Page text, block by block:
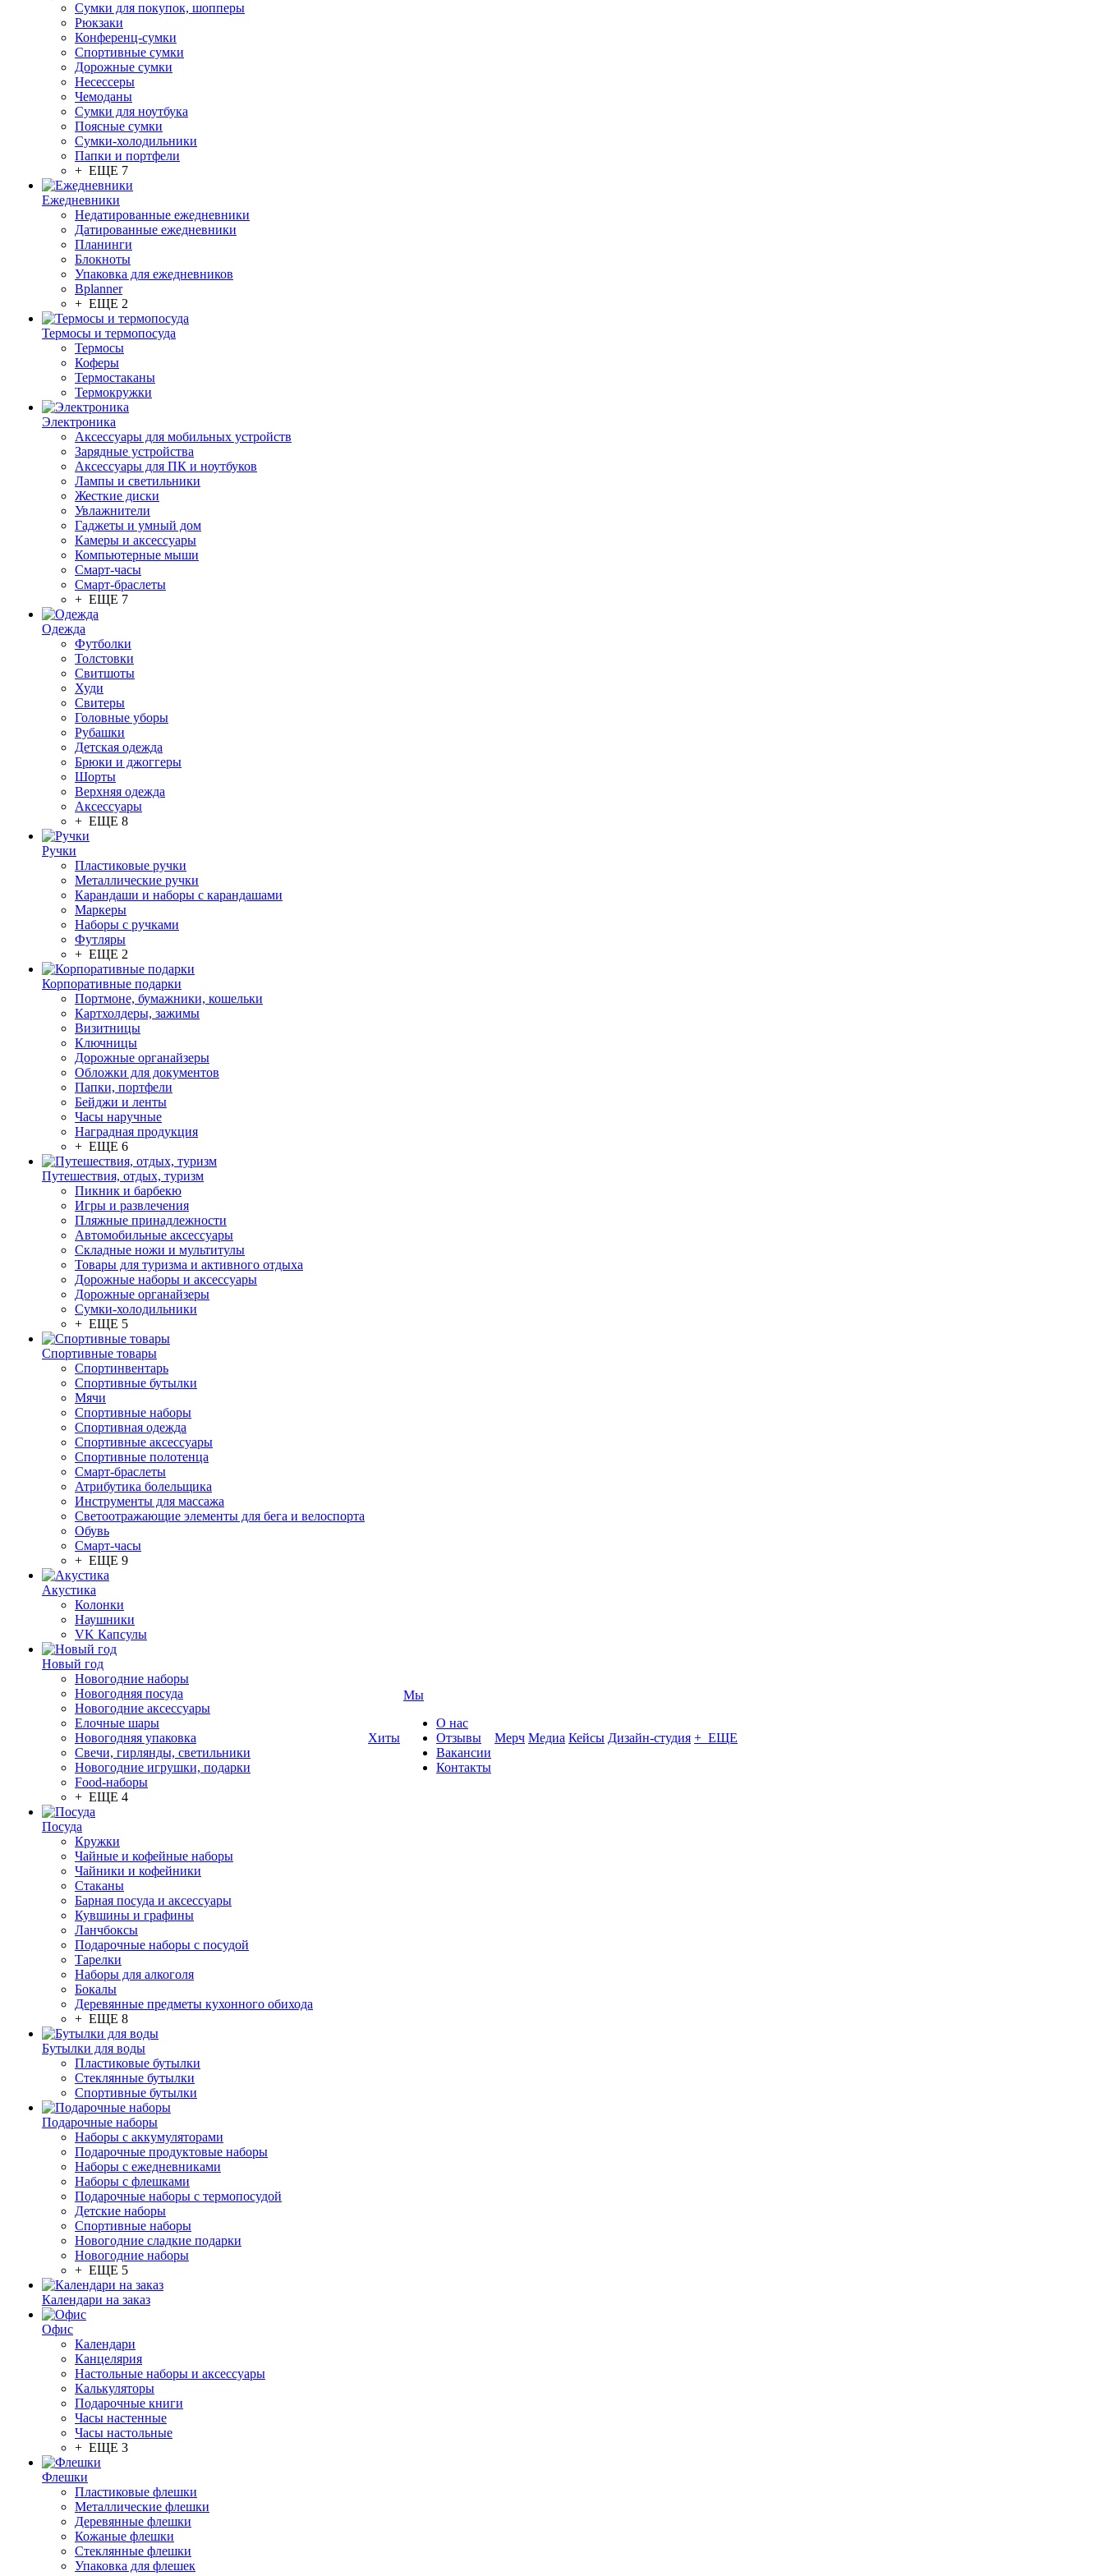
Сумки для покупок, шопперы
Рюкзаки
Конференц-сумки
Спортивные сумки
Дорожные сумки
Несессеры
Чемоданы
Сумки для ноутбука
Поясные сумки
Сумки-холодильники
Папки и портфели
+ ЕЩЕ 7
Ежедневники
Недатированные ежедневники
Датированные ежедневники
Планинги
Блокноты
Упаковка для ежедневников
Bplanner
+ ЕЩЕ 2
Термосы и термопосуда
Термосы
Коферы
Термостаканы
Термокружки
Электроника
Аксессуары для мобильных устройств
Зарядные устройства
Аксессуары для ПК и ноутбуков
Лампы и светильники
Жесткие диски
Увлажнители
Гаджеты и умный дом
Камеры и аксессуары
Компьютерные мыши
Смарт-часы
Смарт-браслеты
+ ЕЩЕ 7
Одежда
Футболки
Толстовки
Свитшоты
Худи
Свитеры
Головные уборы
Рубашки
Детская одежда
Брюки и джоггеры
Шорты
Верхняя одежда
Аксессуары
+ ЕЩЕ 8
Ручки
Пластиковые ручки
Металлические ручки
Карандаши и наборы с карандашами
Маркеры
Наборы с ручками
Футляры
+ ЕЩЕ 2
Корпоративные подарки
Портмоне, бумажники, кошельки
Картхолдеры, зажимы
Визитницы
Ключницы
Дорожные органайзеры
Обложки для документов
Папки, портфели
Бейджи и ленты
Часы наручные
Наградная продукция
+ ЕЩЕ 6
Путешествия, отдых, туризм
Пикник и барбекю
Игры и развлечения
Пляжные принадлежности
Автомобильные аксессуары
Складные ножи и мультитулы
Товары для туризма и активного отдыха
Дорожные наборы и аксессуары
Дорожные органайзеры
Сумки-холодильники
+ ЕЩЕ 5
Спортивные товары
Спортинвентарь
Спортивные бутылки
Мячи
Спортивные наборы
Спортивная одежда
Спортивные аксессуары
Спортивные полотенца
Смарт-браслеты
Атрибутика болельщика
Инструменты для массажа
Светоотражающие элементы для бега и велоспорта
Обувь
Смарт-часы
+ ЕЩЕ 9
Акустика
Колонки
Наушники
VK Капсулы
Новый год
Новогодние наборы
Новогодняя посуда
Новогодние аксессуары
Елочные шары
Новогодняя упаковка
Свечи, гирлянды, светильники
Новогодние игрушки, подарки
Food-наборы
+ ЕЩЕ 4
Посуда
Кружки
Чайные и кофейные наборы
Чайники и кофейники
Стаканы
Барная посуда и аксессуары
Кувшины и графины
Ланчбоксы
Подарочные наборы с посудой
Тарелки
Наборы для алкоголя
Бокалы
Деревянные предметы кухонного обихода
+ ЕЩЕ 8
Бутылки для воды
Пластиковые бутылки
Стеклянные бутылки
Спортивные бутылки
Подарочные наборы
Наборы с аккумуляторами
Подарочные продуктовые наборы
Наборы с ежедневниками
Наборы с флешками
Подарочные наборы с термопосудой
Детские наборы
Спортивные наборы
Новогодние сладкие подарки
Новогодние наборы
+ ЕЩЕ 5
Календари на заказ
Офис
Календари
Канцелярия
Настольные наборы и аксессуары
Калькуляторы
Подарочные книги
Часы настенные
Часы настольные
+ ЕЩЕ 3
Флешки
Пластиковые флешки
Металлические флешки
Деревянные флешки
Кожаные флешки
Стеклянные флешки
Упаковка для флешек
Хиты
Мы
О нас
Отзывы
Вакансии
Контакты
Мерч Медиа Кейсы Дизайн-студия + ЕЩЕ